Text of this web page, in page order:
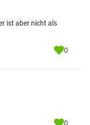
ist aber nicht als
0
0